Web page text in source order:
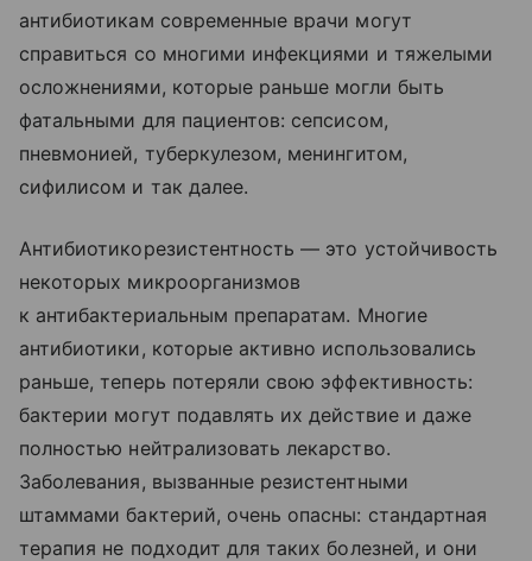
антибиотикам современные врачи могут
справиться со многими инфекциями и тяжелыми
осложнениями, которые раньше могли быть
фатальными для пациентов: сепсисом,
пневмонией, туберкулезом, менингитом,
сифилисом и так далее.
Антибиотикорезистентность — это устойчивость
некоторых микроорганизмов
к антибактериальным препаратам. Многие
антибиотики, которые активно использовались
раньше, теперь потеряли свою эффективность:
бактерии могут подавлять их действие и даже
полностью нейтрализовать лекарство.
Заболевания, вызванные резистентными
штаммами бактерий, очень опасны: стандартная
терапия не подходит для таких болезней, и они